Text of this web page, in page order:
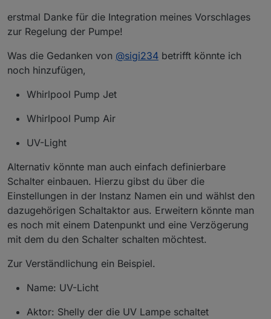
erstmal Danke für die Integration meines Vorschlages
zur Regelung der Pumpe!
Was die Gedanken von @sigi234 betrifft könnte ich
noch hinzufügen,
Whirlpool Pump Jet
Whirlpool Pump Air
UV-Light
Alternativ könnte man auch einfach definierbare
Schalter einbauen. Hierzu gibst du über die
Einstellungen in der Instanz Namen ein und wählst den
dazugehörigen Schaltaktor aus. Erweitern könnte man
es noch mit einem Datenpunkt und eine Verzögerung
mit dem du den Schalter schalten möchtest.
Zur Verständlichung ein Beispiel.
Name: UV-Licht
Aktor: Shelly der die UV Lampe schaltet